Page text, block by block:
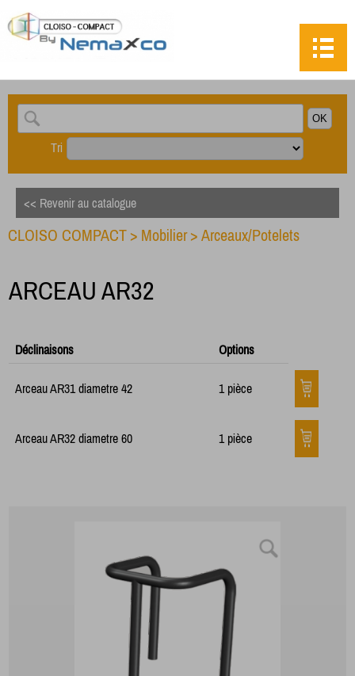
Tri
<< Revenir au catalogue
CLOISO COMPACT > Mobilier > Arceaux/Potelets
ARCEAU AR32
Déclinaisons Options
Arceau AR31 diametre 42 1 pièce
Arceau AR32 diametre 60 1 pièce